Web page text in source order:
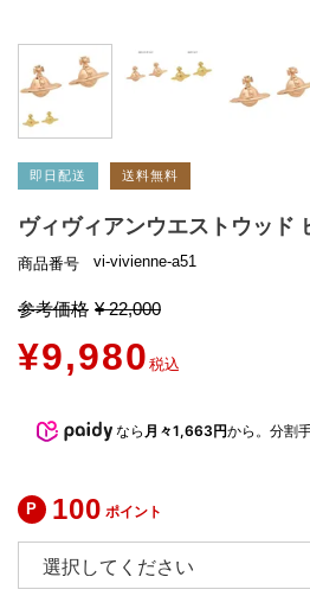
即日配送 送料無料
商品番号 vi-vivienne-a51
参考価格 ¥ 22,000
¥9,980 税込
なら 月々1,663円から。分割
100 ポイント